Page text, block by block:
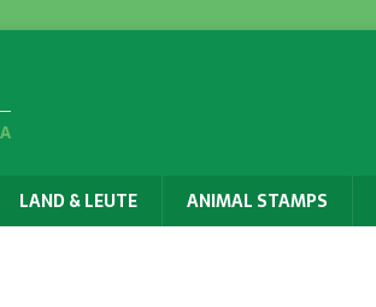
LAND & LEUTE ANIMAL STAMPS